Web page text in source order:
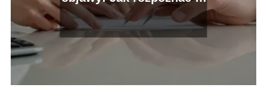
chorobę?